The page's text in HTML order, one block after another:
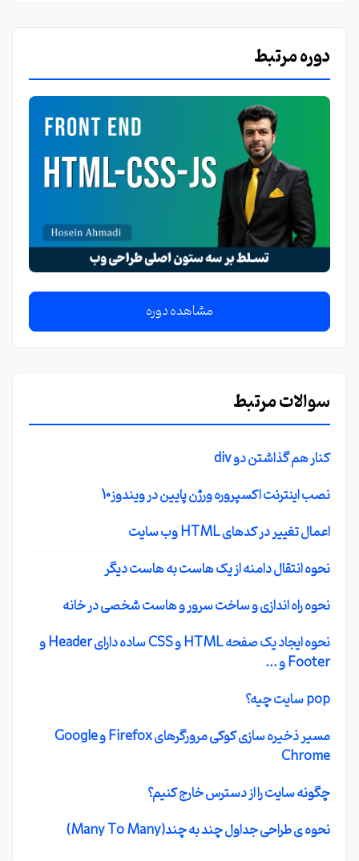
دوره مرتبط
مشاهده دوره
سوالات مرتبط
کنار هم گذاشتن دو div
نصب اینترنت اکسپروره ورژن پایین در ویندوز10
اعمال تغییر در کدهای HTML وب سایت
نحوه انتقال دامنه از یک هاست به هاست دیگر
نحوه راه اندازی و ساخت سرور و هاست شخصی در خانه
نحوه ایجاد یک صفحه HTML و CSS ساده دارای Header و
Footer و ...
pop سایت چیه؟
مسیر ذخیره سازی کوکی مرورگرهای Firefox و Google
Chrome
چگونه سایت را از دسترس خارج کنیم؟
نحوه ی طراحی جداول چند به چند(Many To Many)